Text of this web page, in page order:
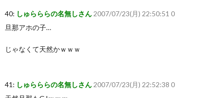
40: しゅらららの名無しさん 2007/07/23(月) 22:50:51 0
旦那アホの子…
じゃなくて天然かｗｗｗ
41: しゅらららの名無しさん 2007/07/23(月) 22:52:38 0